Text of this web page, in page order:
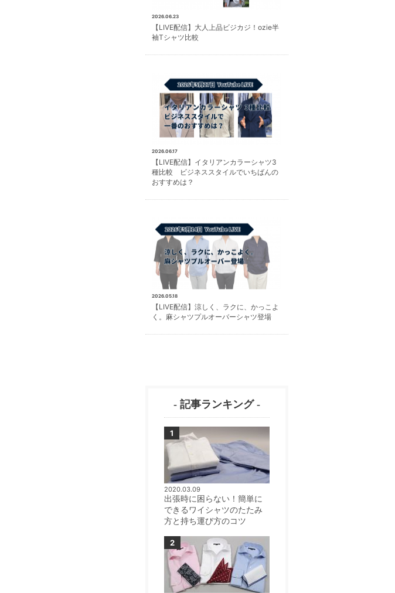
2026.06.23
【LIVE配信】大人上品ビジカジ！ozie半
袖Tシャツ比較
2026.06.17
【LIVE配信】イタリアンカラーシャツ3
種比較 ビジネススタイルでいちばんの
おすすめは？
2026.05.18
【LIVE配信】涼しく、ラクに、かっこよ
く。麻シャツプルオーバーシャツ登場
- 記事ランキング -
2020.03.09
出張時に困らない！簡単に
できるワイシャツのたたみ
方と持ち運び方のコツ